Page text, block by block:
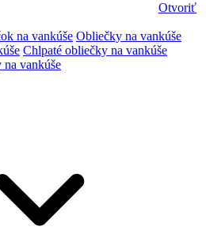
Otvoriť
na vankúše Obliečky na vankúše
Chlpaté obliečky na vankúše
vankúše